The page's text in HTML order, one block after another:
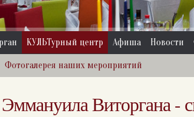
КУЛЬТурный центр Афиша Новости
Фотогалерея наших мероприятий
Виторгана -